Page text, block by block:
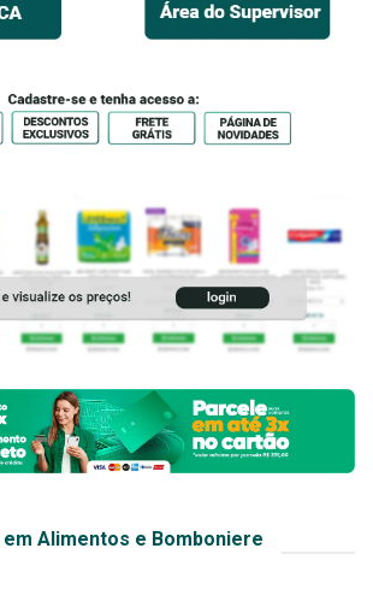
Alimentos e Bomboniere